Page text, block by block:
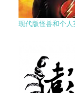
现代版怪兽和个人